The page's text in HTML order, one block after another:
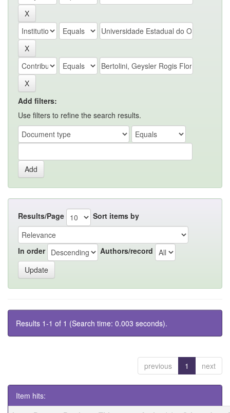
Add filters:
Use filters to refine the search results.
Results/Page Sort items by
In order Authors/record
Results 1-1 of 1 (Search time: 0.003 seconds).
previous 1 next
Item hits: